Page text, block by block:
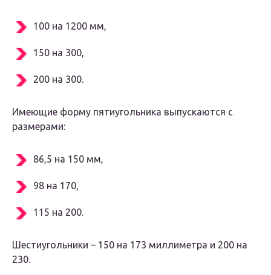
100 на 1200 мм,
150 на 300,
200 на 300.
Имеющие форму пятиугольника выпускаются с
размерами:
86,5 на 150 мм,
98 на 170,
115 на 200.
Шестиугольники – 150 на 173 миллиметра и 200 на
230.